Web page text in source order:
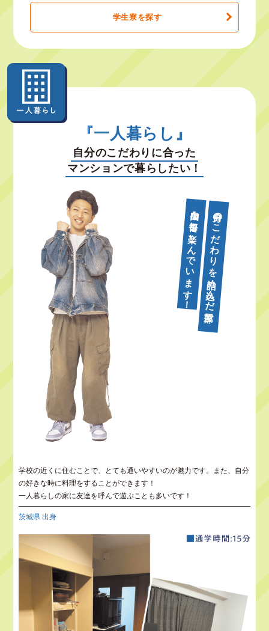
学生寮を探す
『一人暮らし』
自分のこだわりに合った
マンションで暮らしたい！
自分のこだわりを詰め込んだ部屋で、
自由な毎日を楽しんでいます！
学校の近くに住むことで、とても通いやすいのが魅力です。また、自分
の好きな時に料理をすることができます！
一人暮らしの家に友達を呼んで遊ぶことも多いです！
茨城県 出身